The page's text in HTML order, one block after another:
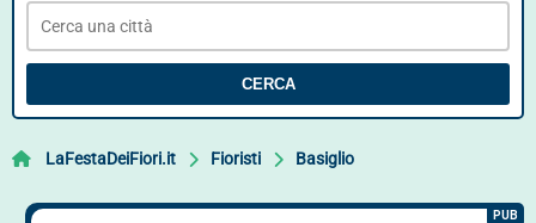
CERCA
LaFestaDeiFiori.it Fioristi Basiglio